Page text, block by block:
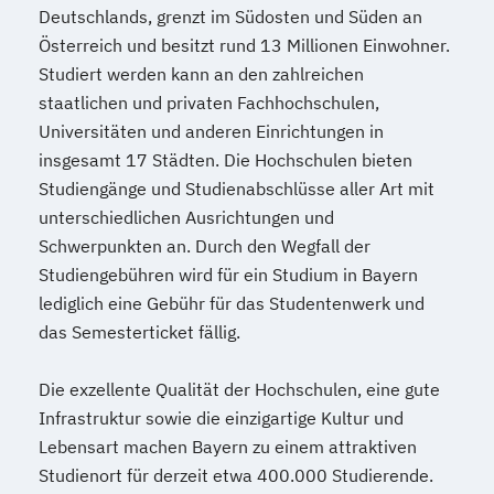
Deutschlands, grenzt im Südosten und Süden an
Österreich und besitzt rund 13 Millionen Einwohner.
Studiert werden kann an den zahlreichen
staatlichen und privaten Fachhochschulen,
Universitäten und anderen Einrichtungen in
insgesamt 17 Städten. Die Hochschulen bieten
Studiengänge und Studienabschlüsse aller Art mit
unterschiedlichen Ausrichtungen und
Schwerpunkten an. Durch den Wegfall der
Studiengebühren wird für ein Studium in Bayern
lediglich eine Gebühr für das Studentenwerk und
das Semesterticket fällig.
Die exzellente Qualität der Hochschulen, eine gute
Infrastruktur sowie die einzigartige Kultur und
Lebensart machen Bayern zu einem attraktiven
Studienort für derzeit etwa 400.000 Studierende.